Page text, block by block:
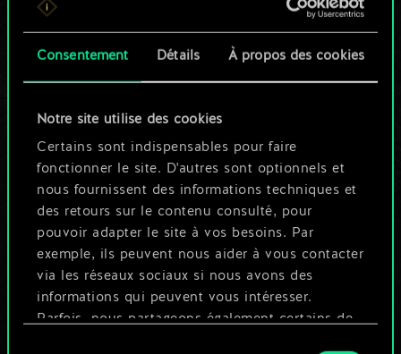
Consentement Détails À propos des cookies
Notre site utilise des cookies
Certains sont indispensables pour faire
fonctionner le site. D'autres sont optionnels et
nous fournissent des informations techniques et
des retours sur le contenu consulté, pour
pouvoir adapter le site à vos besoins. Par
exemple, ils peuvent nous aider à vous contacter
via les réseaux sociaux si nous avons des
informations qui peuvent vous intéresser.
Parfois, nous partageons également certains de
n'est qu'un jeu de
cartes partagé.
Mais cela peut être
tellement plus !
Nommer ce jeu et créer un guide
OU